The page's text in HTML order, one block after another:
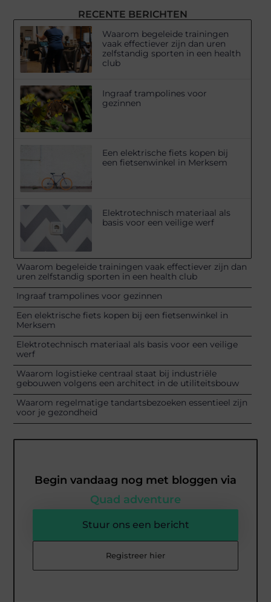
RECENTE BERICHTEN
Waarom begeleide trainingen
vaak effectiever zijn dan uren
zelfstandig sporten in een health
club
Ingraaf trampolines voor
gezinnen
Een elektrische fiets kopen bij
een fietsenwinkel in Merksem
Elektrotechnisch materiaal als
basis voor een veilige werf
Waarom begeleide trainingen vaak effectiever zijn dan
uren zelfstandig sporten in een health club
Ingraaf trampolines voor gezinnen
Een elektrische fiets kopen bij een fietsenwinkel in
Merksem
Elektrotechnisch materiaal als basis voor een veilige
werf
Waarom logistieke centraal staat bij industriële
gebouwen volgens een architect in de utiliteitsbouw
Waarom regelmatige tandartsbezoeken essentieel zijn
voor je gezondheid
Begin vandaag nog met bloggen via
Quad adventure
Stuur ons een bericht
Registreer hier